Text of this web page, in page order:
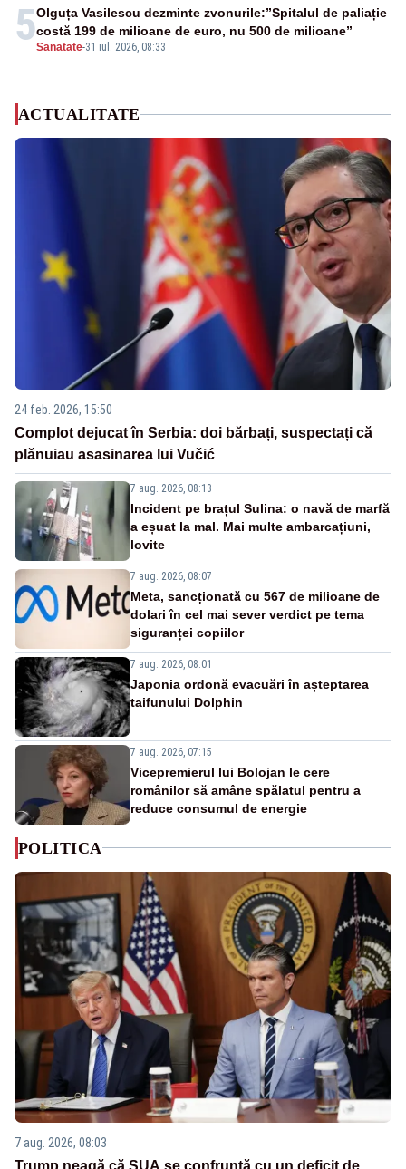
5Sanatate-31 iul. 2026, 08:33
Olguța Vasilescu dezminte zvonurile:”Spitalul de paliație
costă 199 de milioane de euro, nu 500 de milioane”
ACTUALITATE
24 feb. 2026, 15:50
Complot dejucat în Serbia: doi bărbați, suspectați că
plănuiau asasinarea lui Vučić
7 aug. 2026, 08:13
Incident pe brațul Sulina: o navă de marfă
a eșuat la mal. Mai multe ambarcațiuni,
lovite
7 aug. 2026, 08:07
Meta, sancționată cu 567 de milioane de
dolari în cel mai sever verdict pe tema
siguranței copiilor
7 aug. 2026, 08:01
Japonia ordonă evacuări în așteptarea
taifunului Dolphin
7 aug. 2026, 07:15
Vicepremierul lui Bolojan le cere
românilor să amâne spălatul pentru a
reduce consumul de energie
POLITICA
7 aug. 2026, 08:03